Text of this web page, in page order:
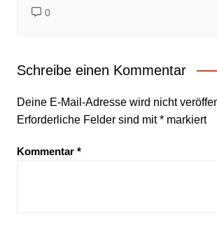
0
Schreibe einen Kommentar
Deine E-Mail-Adresse wird nicht
Erforderliche Felder sind mit*markiert
Kommentar *